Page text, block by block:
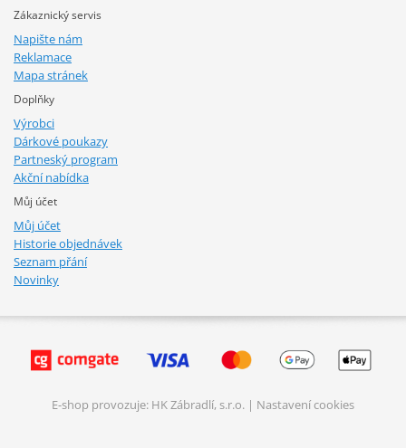
Zákaznický servis
Napište nám
Reklamace
Mapa stránek
Doplňky
Výrobci
Dárkové poukazy
Partneský program
Akční nabídka
Můj účet
Můj účet
Historie objednávek
Seznam přání
Novinky
E-shop provozuje: HK Zábradlí, s.r.o. | Nastavení cookies